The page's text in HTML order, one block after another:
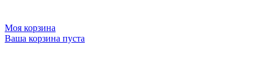
Моя корзина
Ваша корзина пуста